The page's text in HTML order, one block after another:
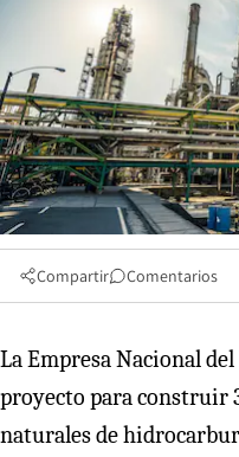
Compartir Comentarios
La Empresa Nacional
proyecto para construir
naturales de